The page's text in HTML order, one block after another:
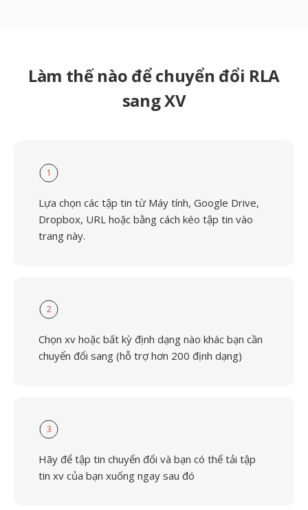
Làm thế nào để chuyển đổi RLA
sang XV
1
Lựa chọn các tập tin từ Máy tính, Google Drive,
Dropbox, URL hoặc bằng cách kéo tập tin vào
trang này.
2
Chọn xv hoặc bất kỳ định dạng nào khác bạn cần
chuyển đổi sang (hỗ trợ hơn 200 định dạng)
3
Hãy để tập tin chuyển đổi và bạn có thể tải tập
tin xv của bạn xuống ngay sau đó